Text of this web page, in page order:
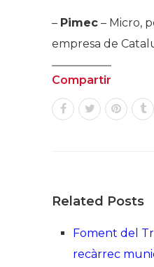
– Pimec – Micro,
empresa de
Compartir
Related Posts
Foment del
recàrrec